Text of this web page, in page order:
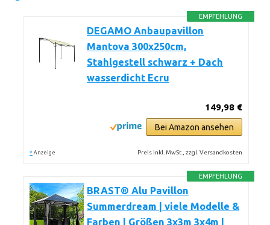
EMPFEHLUNG
DEGAMO Anbaupavillon
Mantova 300x250cm,
Stahlgestell schwarz + Dach
wasserdicht Ecru
149,98 €
Bei Amazon ansehen
* Anzeige Preis inkl. MwSt., zzgl. Versandkosten
EMPFEHLUNG
BRAST® Alu Pavillon
Summerdream | viele Modelle &
Farben | Größen 3x3m 3x4m |